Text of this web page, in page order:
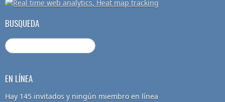
BUSQUEDA
EN LÍNEA
Hay 145 invitados y ningún miembro en línea